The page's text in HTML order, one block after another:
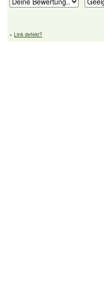
» Link defekt?